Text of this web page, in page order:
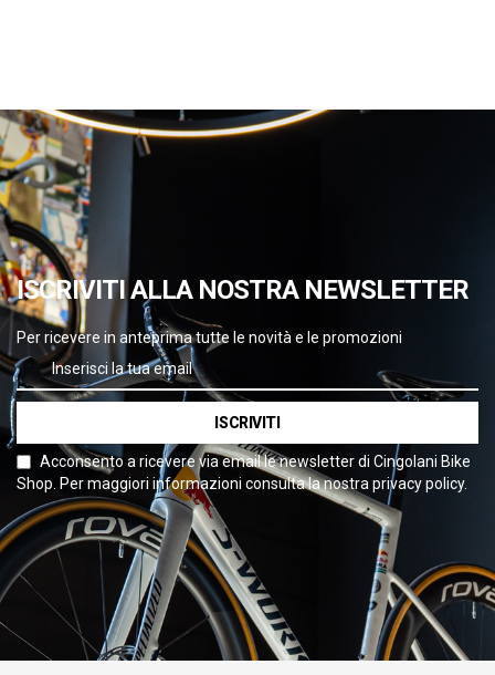
ISCRIVITI ALLA NOSTRA NEWSLETTER
Per ricevere in anteprima tutte le novità e le promozioni
ISCRIVITI
Acconsento a ricevere via email le newsletter di Cingolani Bike
Shop. Per maggiori informazioni consulta la nostra privacy policy.